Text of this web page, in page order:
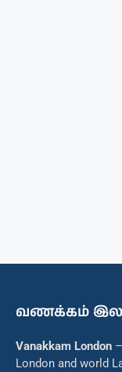
வணக்கம்
Vanakkam London
London and world